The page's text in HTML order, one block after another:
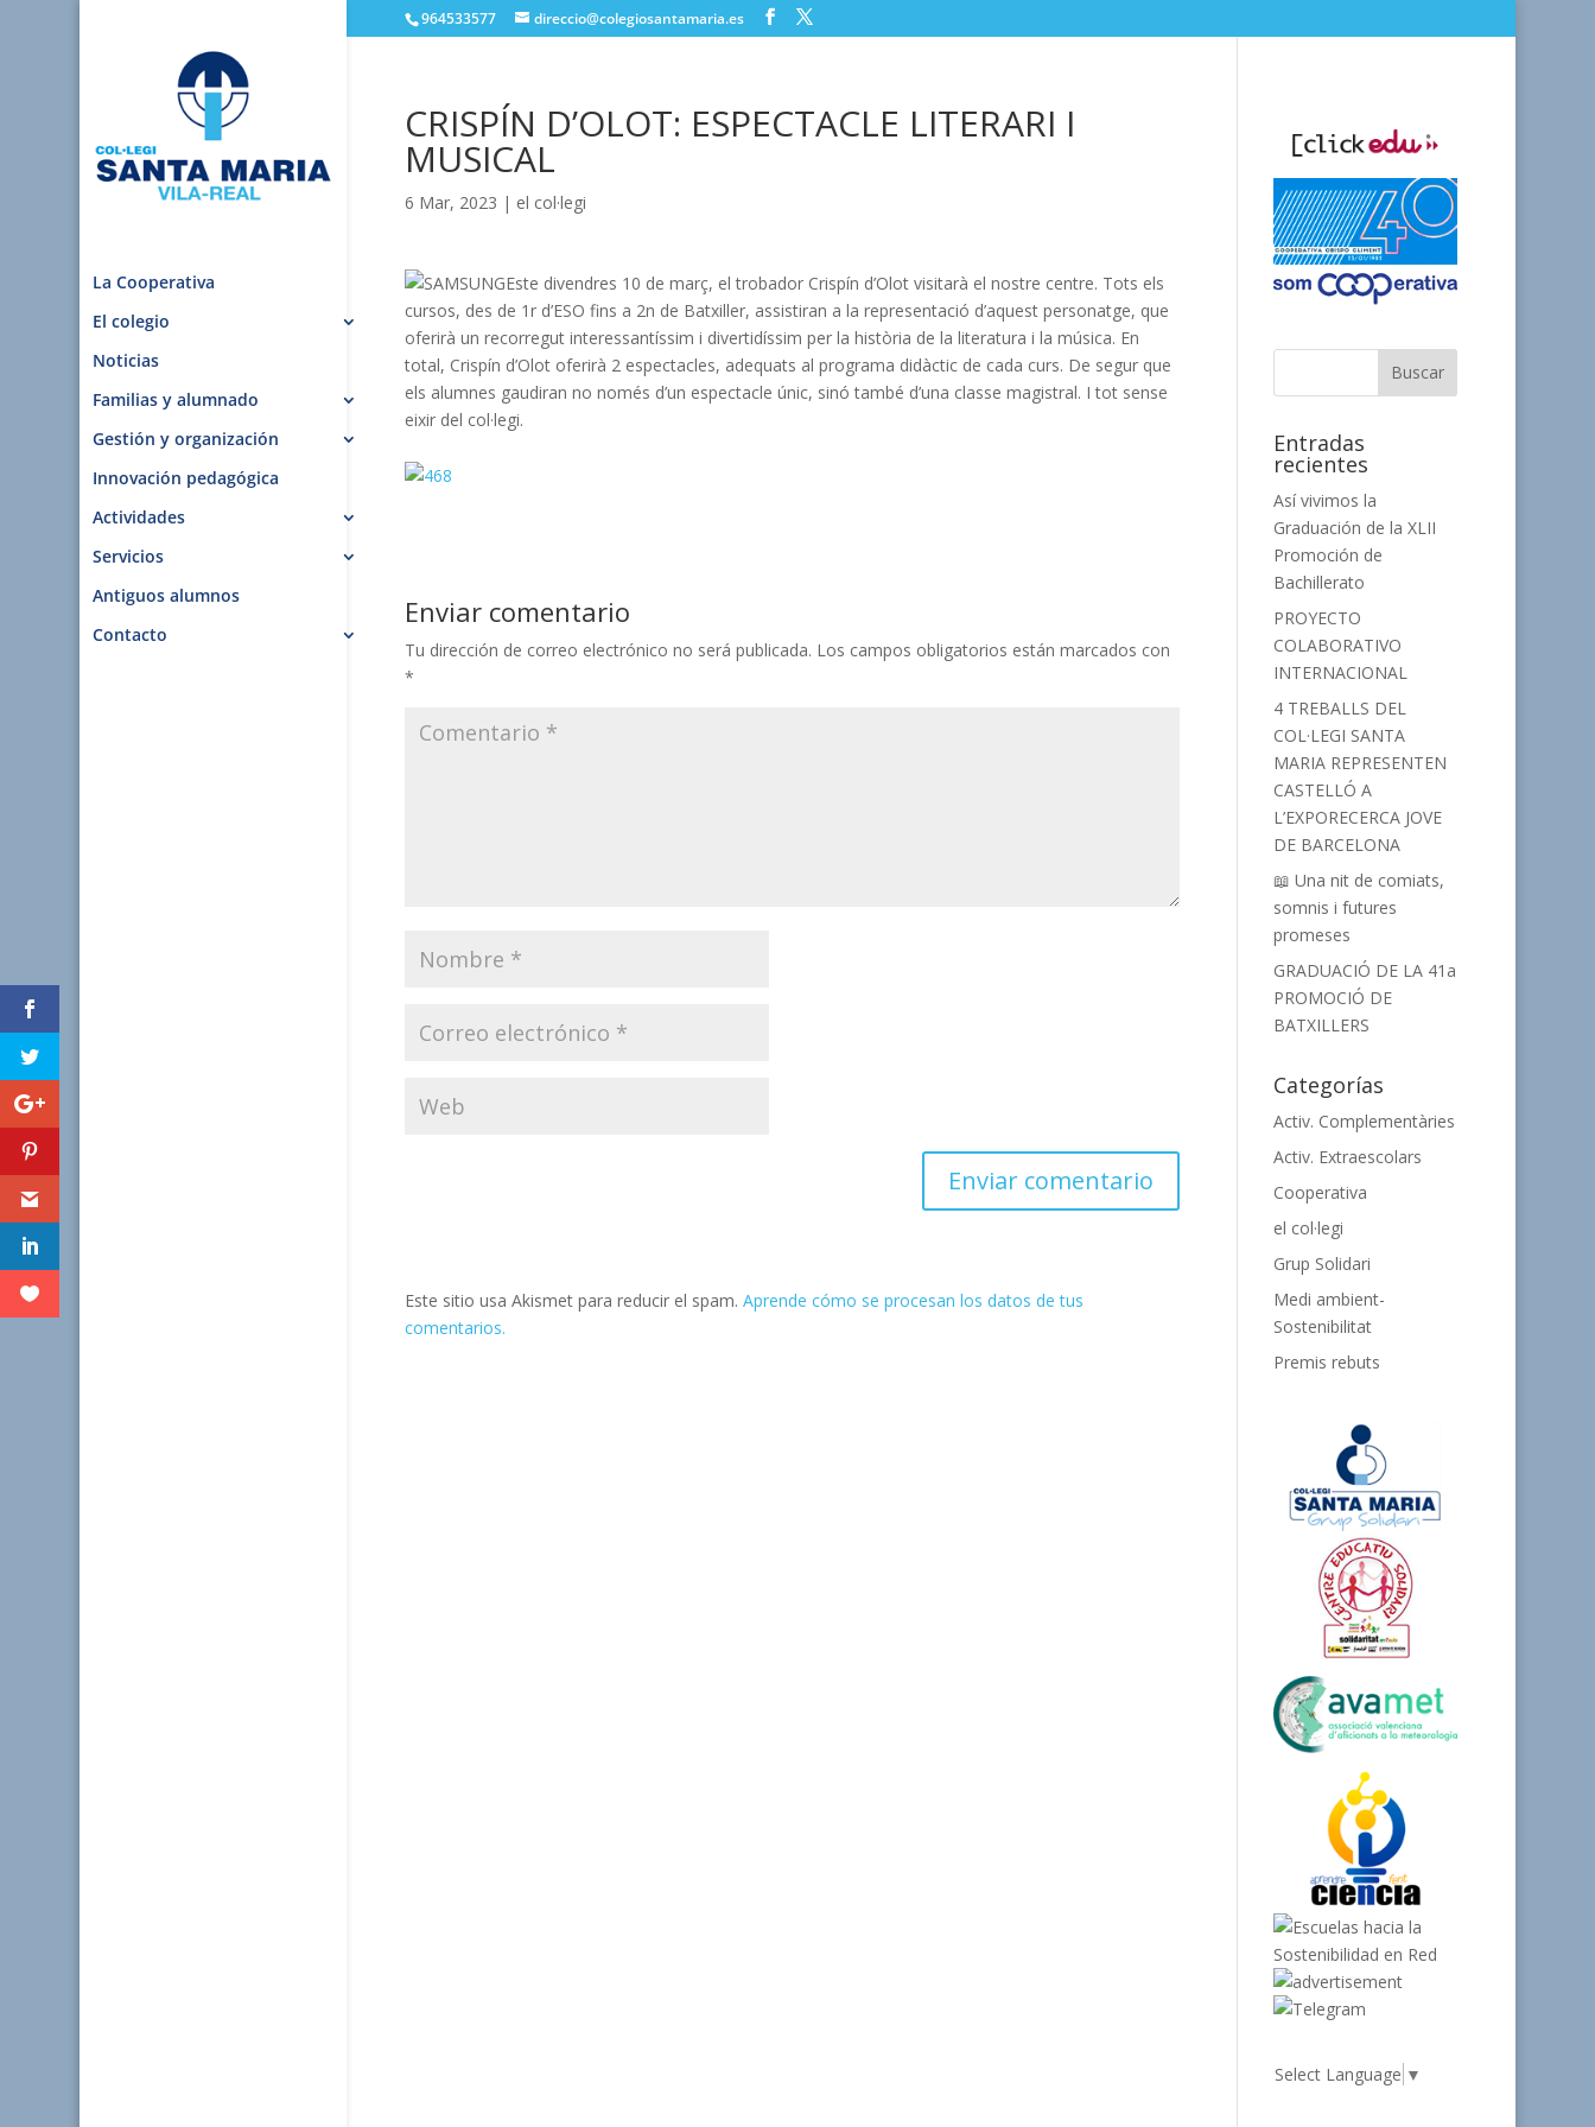
964533577 direccio@colegiosantamaria.es
La Cooperativa
El colegio
Noticias
Familias y alumnado
Gestión y organización
Innovación pedagógica
Actividades
Servicios
Antiguos alumnos
Contacto
CRISPÍN D’OLOT: ESPECTACLE LITERARI I
MUSICAL
6 Mar, 2023 | el col·legi
Este divendres 10 de març, el trobador Crispín d’Olot visitarà el nostre centre. Tots els
cursos, des de 1r d’ESO fins a 2n de Batxiller, assistiran a la representació d’aquest personatge, que
oferirà un recorregut interessantíssim i divertidíssim per la història de la literatura i la música. En
total, Crispín d’Olot oferirà 2 espectacles, adequats al programa didàctic de cada curs. De segur que
els alumnes gaudiran no només d’un espectacle únic, sinó també d’una classe magistral. I tot sense
eixir del col·legi.
Enviar comentario
Tu dirección de correo electrónico no será publicada. Los campos obligatorios están marcados con
*
Este sitio usa Akismet para reducir el spam.Aprende cómo se procesan los datos de tus
comentarios.
Entradas
recientes
Así vivimos la
Graduación de la XLII
Promoción de
Bachillerato
PROYECTO
COLABORATIVO
INTERNACIONAL
4 TREBALLS DEL
COL·LEGI SANTA
MARIA REPRESENTEN
CASTELLÓ A
L’EXPORECERCA JOVE
DE BARCELONA
📖 Una nit de comiats,
somnis i futures
promeses
GRADUACIÓ DE LA 41a
PROMOCIÓ DE
BATXILLERS
Categorías
Activ. Complementàries
Activ. Extraescolars
Cooperativa
el col·legi
Grup Solidari
Medi ambient-
Sostenibilitat
Premis rebuts
Select Language ▼